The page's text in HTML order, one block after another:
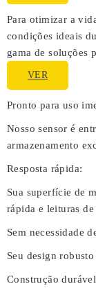
Para otimizar a
condições ideais
gama de soluções
VER
Pronto para uso
Nosso sensor é
armazenamento
Resposta rápida:
Sua superfície de
rápida e leituras
Sem necessidade
Seu design
Construção